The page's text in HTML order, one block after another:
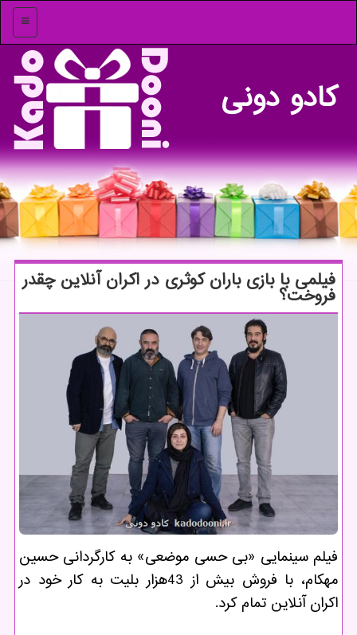
منو
كادو دونی
فیلمی با بازی باران كوثری در اكران آنلاین چقدر
فروخت؟
فیلم سینمایی «بی حسی موضعی» به كارگردانی حسین
مهكام، با فروش بیش از 43هزار بلیت به كار خود در
اكران آنلاین تمام كرد.